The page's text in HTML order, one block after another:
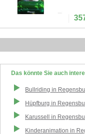
Das könnte Sie auch
Bullriding in
Hüpfburg in
Karussell
in
Kinderanimation in